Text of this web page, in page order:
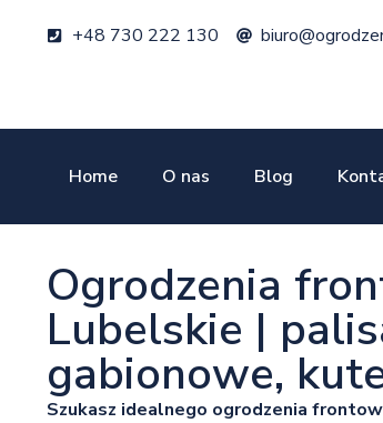
+48 730 222 130
Home O nas Blog
Ogrodzenia
Lubelskie |
gabionowe,
Szukasz idealnego ogrodzenia